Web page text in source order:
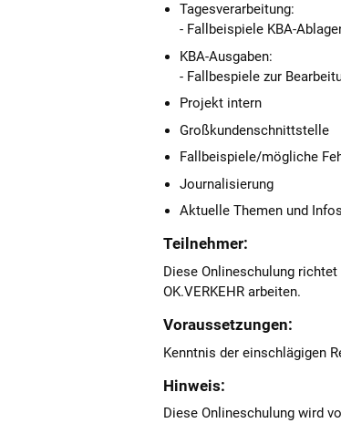
Tagesverarbeitung:
- Fallbeispiele KBA-
KBA-Ausgaben:
- Fallbespiele zur
Projekt intern
Großkundenschnittstelle
Fallbeispiele/mögliche
Journalisierung
Aktuelle Themen und
Teilnehmer:
Diese Onlineschulung
OK.VERKEHR arbeiten.
Voraussetzungen:
Kenntnis der einschlägigen
Hinweis:
Diese Onlineschulung wird